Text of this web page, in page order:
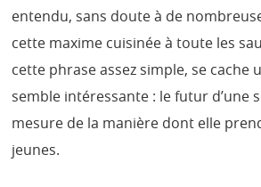
entendu, sans doute à de
cette maxime cuisinée à toute les
cette phrase assez simple, se cache
semble intéressante : le futur d’une
mesure de la manière dont elle
jeunes.